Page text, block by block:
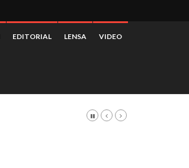
EDITORIAL LENSA VIDEO